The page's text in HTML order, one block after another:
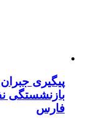
بازنشستگی
فارس